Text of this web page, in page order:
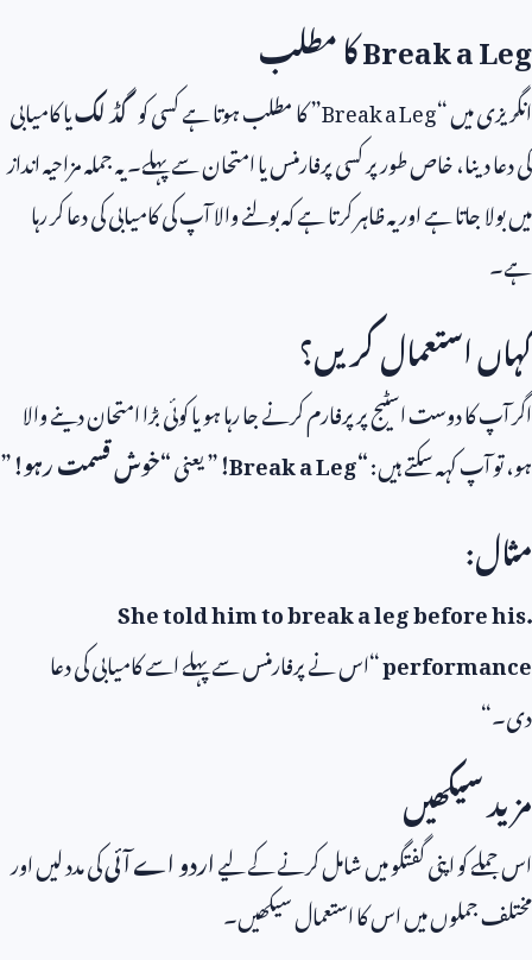
Break a Legکا مطلب
انگریزی میں “Break a Leg” کا مطلب ہوتا ہے کسی کوگڈ لکیا کامیابی
کی دعا دینا، خاص طور پر کسی پرفارمنس یا امتحان سے پہلے۔ یہ جملہ مزاحیہ انداز
میں بولا جاتا ہے اور یہ ظاہر کرتا ہے کہ بولنے والا آپ کی کامیابی کی دعا کر رہا
ہے۔
کہاں استعمال کریں؟
اگر آپ کا دوست اسٹیج پر پرفارم کرنے جا رہا ہو یا کوئی بڑا امتحان دینے والا
ہو، تو آپ کہہ سکتے ہیں:“
Break a Leg
!”یعنی“خوش قسمت رہو!”
مثال:
.
She told him to break a leg before his
performance“اس نے پرفارمنس سے پہلے اسے کامیابی کی دعا
دی۔“
مزید سیکھیں
اس جملے کو اپنی گفتگو میں شامل کرنے کے لیےاردو اے آئیکی مدد لیں اور
مختلف جملوں میں اس کا استعمال سیکھیں۔